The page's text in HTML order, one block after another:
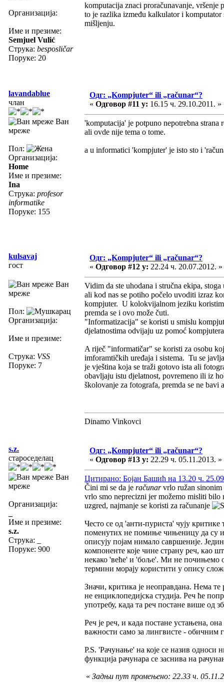
Организација:
Име и презиме:
Semjuel Vulić
Струка: besposličar
Поруке: 20
komputacija znaci proračunavanje,
to je razlika između kalkulator i
mišljenju.
lavandablue
члан
Ван
мреже
Пол:
Организација:
Home
Име и презиме:
Ina
Струка: profesor
informatike
Поруке: 155
Одг: „Kompjuter“ ili „računar“?
« Одговор #11 у: 16.15 ч. 29.10.2011. »
'komputacija' je potpuno nepotrebna
ali ovde nije tema o tome.
a u informatici 'kompjuter' je isto sto i
kulsavaj
гост
Ван
мреже
Пол:
Организација:
Име и презиме:
Струка: VSS
Поруке: 7
Одг: „Kompjuter“ ili „računar“?
« Одговор #12 у: 22.24 ч. 20.07.2012. »
Vidim da ste uhodana i stručna ekipa,
ali kod nas se potiho počelo uvoditi izraz
kompjuter. U kolokvijalnom jeziku
premda se i ovo može čuti.
"Informatizacija" se koristi u smislu
djelatnostima odvijaju uz pomoć
A riječ "informatičar" se koristi za osobu
imforamtičkih uređaja i sistema. Tu se
je vještina koja se traži gotovo ista ali
obavljaju istu djelatnost, povremeno ili iz
školovanje za fotografa, premda se ne
Dinamo Vinkovci
s.z.
староседелац
Ван
мреже
Организација:
Име и презиме:
s.z.
Струка:
Поруке: 900
Одг: „Kompjuter“ ili „računar“?
« Одговор #13 у: 22.29 ч. 05.11.2013. »
Цитирано: Бојан Башић на 13.20 ч.
Čini mi se da je računarvrlo ružan
vrlo smo neprecizni jer možemo misliti
uzgred, najmanje se koristi za računanje
Често се од 'анти-пуриста' чују
поменутих не помиње чињеницу да су и
описују појам нимало савршеније.
компоненте које чине страну реч, као
некако 'веће' и 'боље'. Ми не почињемо
термини морају користити у опису
Значи, критика је неоправдана. Нема те
не енциклопедијска студија. Реч ће
употребу, када та реч постане више од
Реч је реч, и када постане устањена,
важности само за лингвисте - обичним
P.S. 'Рачунање' на које се назив односи
функција рачунара се заснива на
« Задњи пут промењено: 22.33 ч.